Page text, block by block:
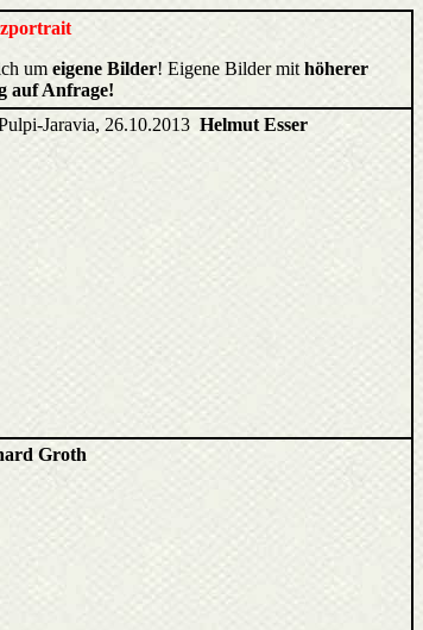
um eigene Bilder! Eigene Bilder mit höherer
auf Anfrage!
Jaravia, 26.10.2013 Helmut Esser
Groth